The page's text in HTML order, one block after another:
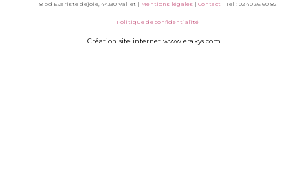
8 bd Evariste dejoie, 44330 Vallet | Mentions légales| Contact | Tel : 02 40 36 60 82
Politique de confidentialité
Création site internet www.erakys.com